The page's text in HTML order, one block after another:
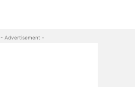
- Advertisement -